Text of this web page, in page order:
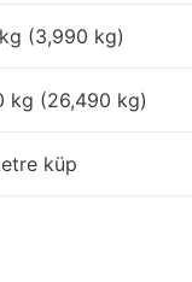
(3,990 kg)
kg (26,490 kg)
küp